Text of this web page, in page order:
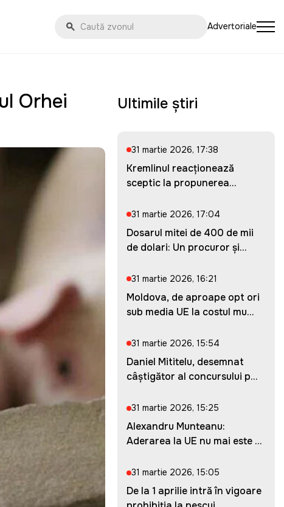
Advertoriale
Orhei Ultimile știri
31 martie 2026, 17:38
Kremlinul reacționează
sceptic la propunerea
31 martie 2026, 17:04
Dosarul mitei de 400 de mii
de dolari: Un procuror și...
31 martie 2026, 16:21
Moldova, de aproape opt ori
sub media UE la costul mu...
31 martie 2026, 15:54
Daniel Mititelu, desemnat
câștigător al concursului p...
31 martie 2026, 15:25
Alexandru Munteanu:
Aderarea la UE nu mai este o
31 martie 2026, 15:05
De la 1 aprilie intră în vigoare